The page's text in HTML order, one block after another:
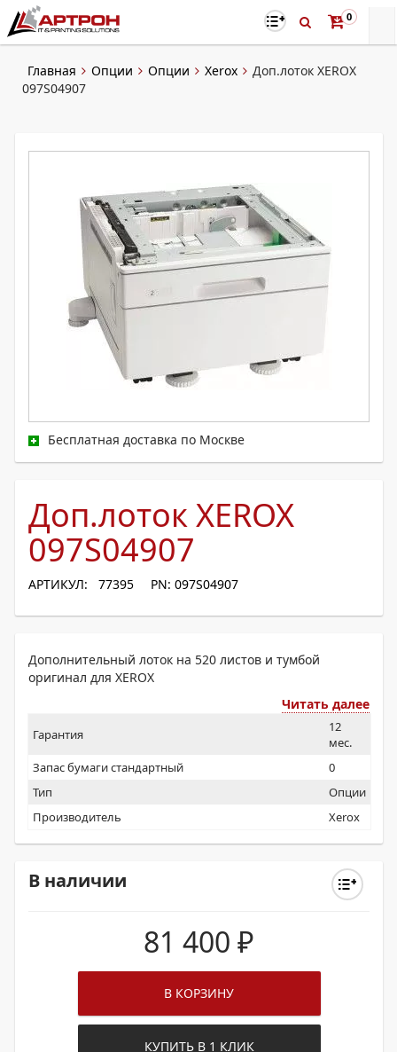
0
Главная Опции Опции Xerox
Доп.лоток XEROX
097S04907
Бесплатная доставка по Москве
Доп.лоток XEROX
097S04907
АРТИКУЛ: 77395 PN: 097S04907
Дополнительный лоток на 520 листов и тумбой
оригинал для XEROX
Читать далее
Гарантия
12
мес.
Запас бумаги стандартный
0
Тип
Опции
Производитель
Xerox
В наличии
81 400 ₽
В КОРЗИНУ
КУПИТЬ В 1 КЛИК